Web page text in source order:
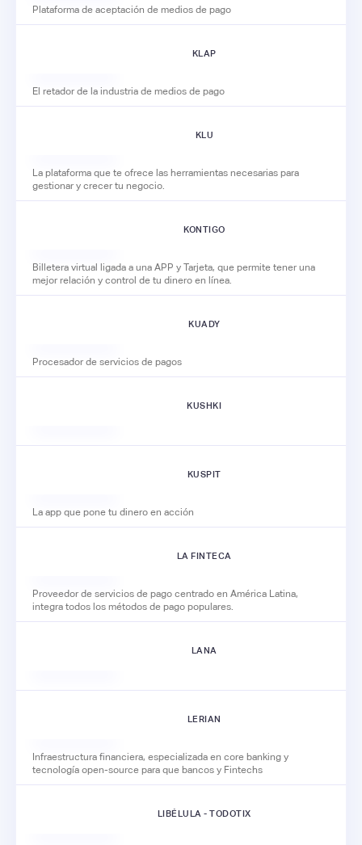
Plataforma de aceptación de medios de pago
KLAP
El retador de la industria de medios de pago
KLU
La plataforma que te ofrece las herramientas necesarias para
gestionar y crecer tu negocio.
KONTIGO
Billetera virtual ligada a una APP y Tarjeta, que permite tener una
mejor relación y control de tu dinero en línea.
KUADY
Procesador de servicios de pagos
KUSHKI
KUSPIT
La app que pone tu dinero en acción
LA FINTECA
Proveedor de servicios de pago centrado en América Latina,
integra todos los métodos de pago populares.
LANA
LERIAN
Infraestructura financiera, especializada en core banking y
tecnología open-source para que bancos y Fintechs
LIBÉLULA - TODOTIX